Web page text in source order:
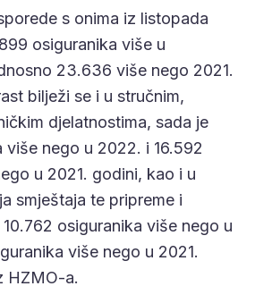
s onima iz listopada
osiguranika više u
23.636 više nego 2021.
bilježi se i u stručnim,
djelatnostima, sada je
više nego u 2022. i 16.592
u 2021. godini, kao i u
smještaja te pripreme i
osiguranika više nego u
više nego u 2021.
HZMO-a.